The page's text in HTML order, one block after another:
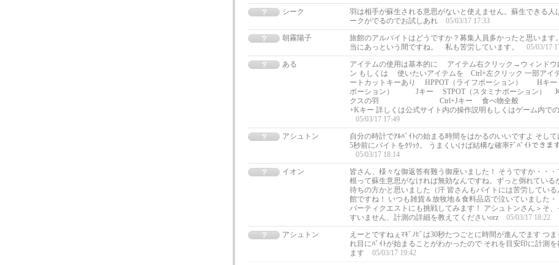
シーク
羽は相手が蘇生される意思がないと使えません。蘇生できる人
ークがでるのでお試しあれ
05/03/17 17:33
朝霧陽子
旅館のアルバイトはどうですか？募集人員多かったと思
当にあっという間ですね。 私も苦労しています。
05/03/17
ある
アイテムの使用は基本的に アイテム右クリック→ウィンドウ
ン もしくは 使いたいアイテムを Ctrl+左クリック 一部アイ
ートカットキーあり HPPOT（ライフポーション） Hキ
ポーション） Jキー STPOT（スタミナポーション）
クスの羽 Ctrl+Jキー 食べ物
+Kキー 詳しくは公式サイト内の操作説明もしくはゲーム内で
05/03/17 17:49
アシュトン
自分の時計でｱﾙﾊﾞｲﾄの始まる時間をはかるのいいですよ そし
5秒前にバイトをｸﾘｯｸ。 うまくいけば結構な確率ﾃﾞﾊﾞｲﾄできま
05/03/17 18:14
イオン
皆さん、様々な御返答有難う御座いました！ そうですか・・・
根って蘇生意思がなければ無効なんですね。ずっと倒れている
待ちの方かと思いました（汗 皆さんもバイトには苦労してい
館ですね！ いつも雑貨＆放牧地＆食料品店で泣いていました・
パーティクエストにも挑戦してみます！ アシュトンさん＞そ、
すいません、計測の詳細を教えてくださいorz
05/03/17 18:22
アシュトン
えーとですねぇﾏｷﾞﾉﾋﾞは30秒たつごとに時間が進んでます つ
れ目にﾊﾞｲﾄが始まることがわかったので それを目安印に計測
ます
05/03/17 19:42